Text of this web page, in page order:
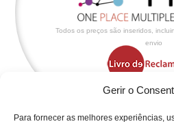
Gerir o
Para fornecer as melhores experiências,
Todos os preços são inseridos,
envio